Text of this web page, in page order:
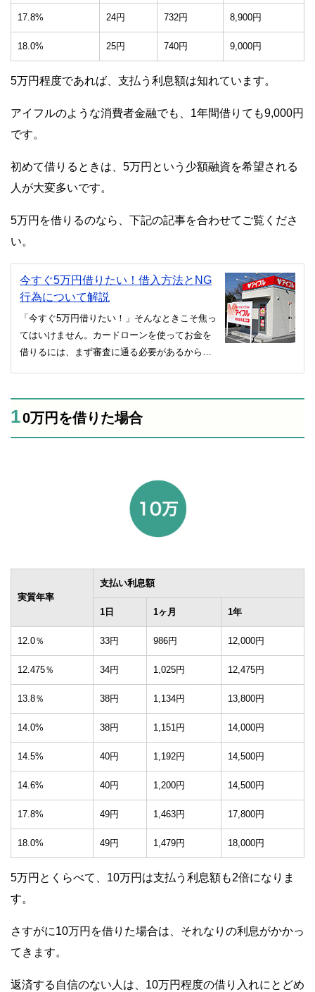
17.8% 24円 732円 8,900円
18.0% 25円 740円 9,000円
5万円程度であれば、支払う利息額は知れています。
アイフルのような消費者金融でも、1年間借りても9,000円
です。
初めて借りるときは、5万円という少額融資を希望される
人が大変多いです。
5万円を借りるのなら、下記の記事を合わせてご覧くださ
い。
今すぐ5万円借りたい！借入方法とNG
行為について解説
「今すぐ5万円借りたい！」そんなときこそ焦っ
てはいけません。カードローンを使ってお金を
借りるには、まず審査に通る必要があるからで
す。1万・2万・3万を借りたい人も必見です。
10万円を借りた場合
実質年率
支払い利息額
1日 1ヶ月 1年
12.0％ 33円 986円 12,000円
12.475％ 34円 1,025円 12,475円
13.8％ 38円 1,134円 13,800円
14.0% 38円 1,151円 14,000円
14.5% 40円 1,192円 14,500円
14.6% 40円 1,200円 14,500円
17.8% 49円 1,463円 17,800円
18.0% 49円 1,479円 18,000円
5万円とくらべて、10万円は支払う利息額も2倍になりま
す。
さすがに10万円を借りた場合は、それなりの利息がかかっ
てきます。
返済する自信のない人は、10万円程度の借り入れにとどめ